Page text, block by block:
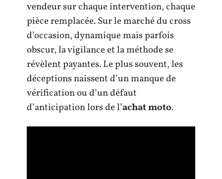
vendeur sur chaque intervention, chaque
pièce remplacée. Sur le marché du cross
d’occasion, dynamique mais parfois
obscur, la vigilance et la méthode se
révèlent payantes. Le plus souvent, les
déceptions naissent d’un manque de
vérification ou d’un défaut
d’anticipation lors de l’achat moto.